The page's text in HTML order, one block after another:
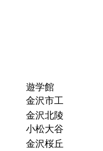
遊学館
金沢市工
金沢北陵
小松大谷
金沢桜丘